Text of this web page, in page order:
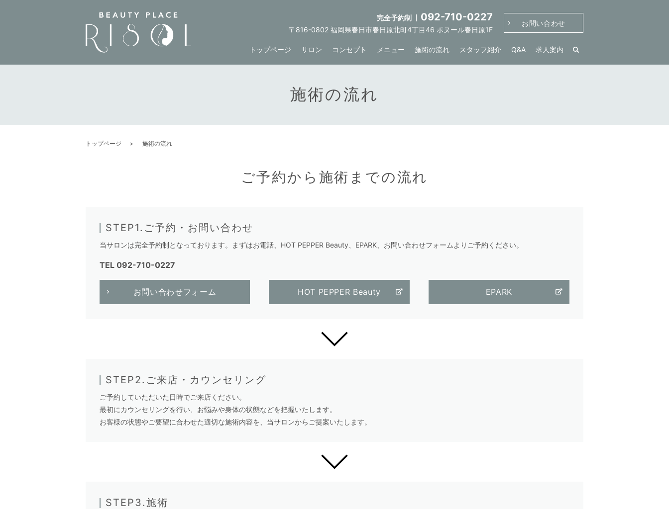
トップページ サロン コンセプト メニュー 施術の流れ スタッフ紹介 Q&A 求人案内
完全予約制 092-710-0227
〒816-0802 福岡県春日市春日原北町4丁目46 ポヌール春日原1F
お問い合わせ
施術の流れ
トップページ 施術の流れ
ご予約から施術までの流れ
STEP1.ご予約・お問い合わせ
当サロンは完全予約制となっております。まずはお電話、HOT PEPPER Beauty、EPARK、お問い合わせフォームよりご予約ください。
TEL 092-710-0227
お問い合わせフォーム HOT PEPPER Beauty EPARK
STEP2.ご来店・カウンセリング
ご予約していただいた日時でご来店ください。
最初にカウンセリングを行い、お悩みや身体の状態などを把握いたします。
お客様の状態やご要望に合わせた適切な施術内容を、当サロンからご提案いたします。
STEP3.施術